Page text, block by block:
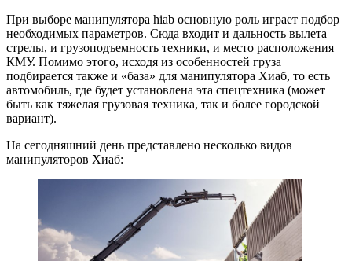
При выборе манипулятора hiab основную роль играет подбор
необходимых параметров. Сюда входит и дальность вылета
стрелы, и грузоподъемность техники, и место расположения
КМУ. Помимо этого, исходя из особенностей груза
подбирается также и «база» для манипулятора Хиаб, то есть
автомобиль, где будет установлена эта спецтехника (может
быть как тяжелая грузовая техника, так и более городской
вариант).
На сегодняшний день представлено несколько видов
манипуляторов Хиаб: